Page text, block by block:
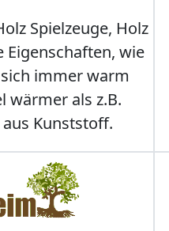
Spielzeuge, Holz
Eigenschaften, wie
immer warm
wärmer als z.B.
aus Kunststoff.